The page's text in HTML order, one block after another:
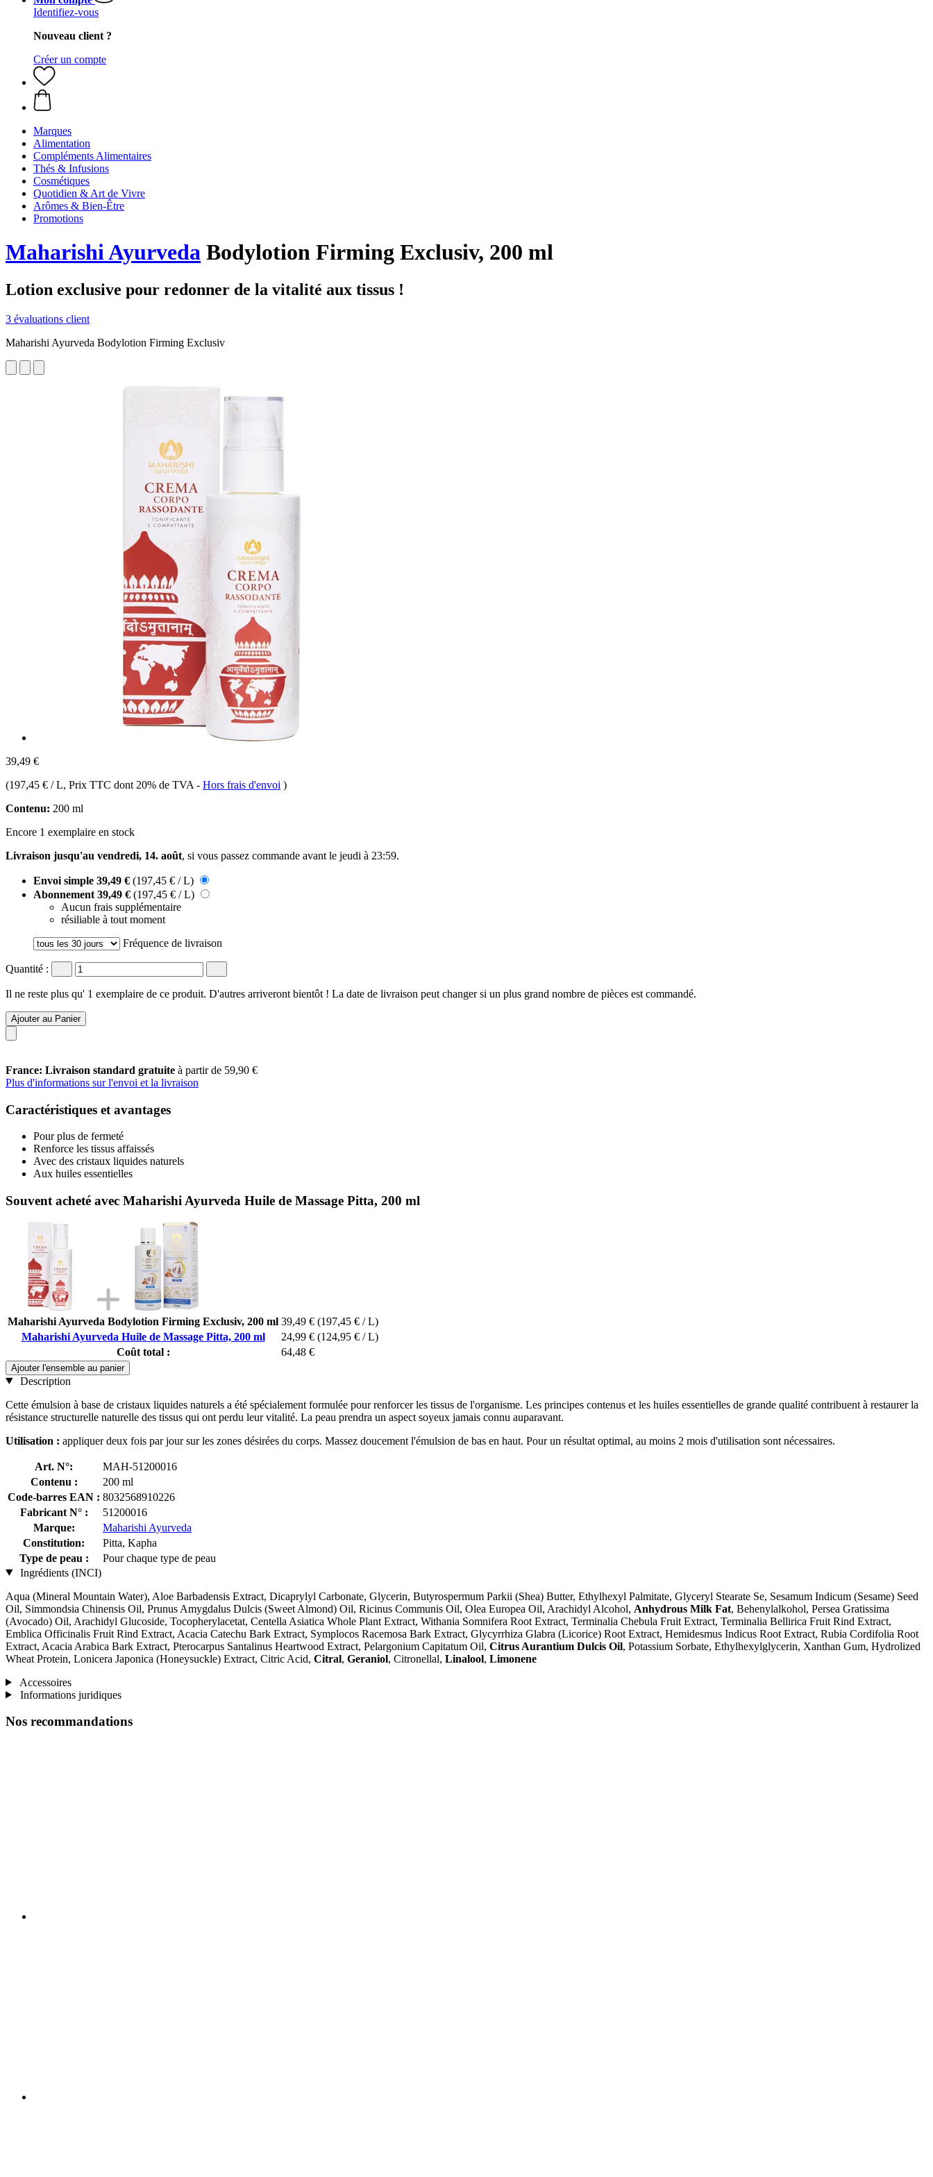
Identifiez-vous
Nouveau client ?
Créer un compte
Marques
Alimentation
Compléments Alimentaires
Thés & Infusions
Cosmétiques
Quotidien & Art de Vivre
Arômes & Bien-Être
Promotions
Maharishi Ayurveda Bodylotion Firming Exclusiv, 200 ml
Lotion exclusive pour redonner de la vitalité aux tissus !
3 évaluations client
Maharishi Ayurveda Bodylotion Firming Exclusiv
39,49 €
(197,45 € / L, Prix TTC dont 20% de TVA - Hors frais d'envoi )
Contenu: 200 ml
Encore 1 exemplaire en stock
Livraison jusqu'au vendredi, 14. août, si vous passez commande avant le jeudi à 23:59.
Envoi simple 39,49 € (197,45 € / L)
Abonnement 39,49 € (197,45 € / L)
Aucun frais supplémentaire
résiliable à tout moment
Fréquence de livraison
Quantité :
Il ne reste plus qu' 1 exemplaire de ce produit. D'autres arriveront bientôt ! La date de livraison peut changer si un plus grand nombre de pièces est commandé.
Ajouter au Panier
France: Livraison standard gratuite à partir de 59,90 €
Plus d'informations sur l'envoi et la livraison
Caractéristiques et avantages
Pour plus de fermeté
Renforce les tissus affaissés
Avec des cristaux liquides naturels
Aux huiles essentielles
Souvent acheté avec Maharishi Ayurveda Huile de Massage Pitta, 200 ml
Maharishi Ayurveda Bodylotion Firming Exclusiv, 200 ml 39,49 € (197,45 € / L)
Maharishi Ayurveda Huile de Massage Pitta, 200 ml
24,99 € (124,95 € / L)
Coût total :
64,48 €
Ajouter l'ensemble au panier
Description
Cette émulsion à base de cristaux liquides naturels a été spécialement formulée pour renforcer les tissus de l'organisme. Les principes contenus et les huiles essentielles de grande qualité contribuent à restaurer la
résistance structurelle naturelle des tissus qui ont perdu leur vitalité. La peau prendra un aspect soyeux jamais connu auparavant.
Utilisation : appliquer deux fois par jour sur les zones désirées du corps. Massez doucement l'émulsion de bas en haut. Pour un résultat optimal, au moins 2 mois d'utilisation sont nécessaires.
Art. N°:
MAH-51200016
Contenu :
200 ml
Code-barres EAN : 8032568910226
Fabricant N° :
51200016
Marque:
Maharishi Ayurveda
Constitution:
Pitta, Kapha
Type de peau :
Pour chaque type de peau
Ingrédients (INCI)
Aqua (Mineral Mountain Water), Aloe Barbadensis Extract, Dicaprylyl Carbonate, Glycerin, Butyrospermum Parkii (Shea) Butter, Ethylhexyl Palmitate, Glyceryl Stearate Se, Sesamum Indicum (Sesame) Seed
Oil, Simmondsia Chinensis Oil, Prunus Amygdalus Dulcis (Sweet Almond) Oil, Ricinus Communis Oil, Olea Europea Oil, Arachidyl Alcohol, Anhydrous Milk Fat, Behenylalkohol, Persea Gratissima
(Avocado) Oil, Arachidyl Glucoside, Tocopherylacetat, Centella Asiatica Whole Plant Extract, Withania Somnifera Root Extract, Terminalia Chebula Fruit Extract, Terminalia Bellirica Fruit Rind Extract,
Emblica Officinalis Fruit Rind Extract, Acacia Catechu Bark Extract, Symplocos Racemosa Bark Extract, Glycyrrhiza Glabra (Licorice) Root Extract, Hemidesmus Indicus Root Extract, Rubia Cordifolia Root
Extract, Acacia Arabica Bark Extract, Pterocarpus Santalinus Heartwood Extract, Pelargonium Capitatum Oil, Citrus Aurantium Dulcis Oil, Potassium Sorbate, Ethylhexylglycerin, Xanthan Gum, Hydrolized
Wheat Protein, Lonicera Japonica (Honeysuckle) Extract, Citric Acid, Citral, Geraniol, Citronellal, Linalool, Limonene
Accessoires
Informations juridiques
Nos recommandations